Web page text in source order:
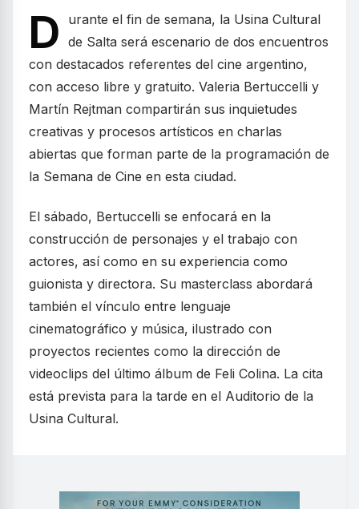
D
urante el fin de semana, la Usina Cultural
de Salta será escenario de dos encuentros
con destacados referentes del cine argentino,
con acceso libre y gratuito. Valeria Bertuccelli y
Martín Rejtman compartirán sus inquietudes
creativas y procesos artísticos en charlas
abiertas que forman parte de la programación de
la Semana de Cine en esta ciudad.
El sábado, Bertuccelli se enfocará en la
construcción de personajes y el trabajo con
actores, así como en su experiencia como
guionista y directora. Su masterclass abordará
también el vínculo entre lenguaje
cinematográfico y música, ilustrado con
proyectos recientes como la dirección de
videoclips del último álbum de Feli Colina. La cita
está prevista para la tarde en el Auditorio de la
Usina Cultural.